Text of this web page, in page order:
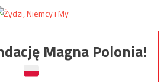
Magna Polonia!